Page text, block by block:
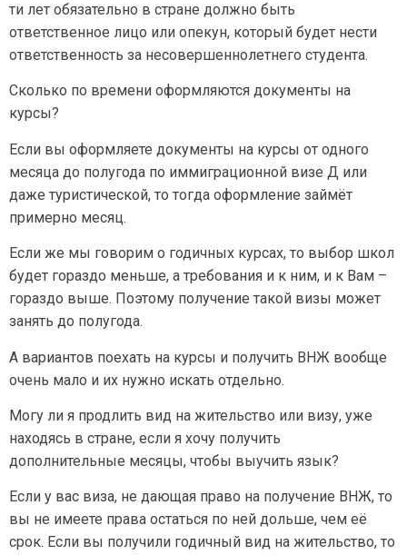
ти лет обязательно в стране должно быть
ответственное лицо или опекун, который будет нести
ответственность за несовершеннолетнего студента.
Сколько по времени оформляются документы на
курсы?
Если вы оформляете документы на курсы от одного
месяца до полугода по иммиграционной визе Д или
даже туристической, то тогда оформление займёт
примерно месяц.
Если же мы говорим о годичных курсах, то выбор школ
будет гораздо меньше, а требования и к ним, и к Вам –
гораздо выше. Поэтому получение такой визы может
занять до полугода.
А вариантов поехать на курсы и получить ВНЖ вообще
очень мало и их нужно искать отдельно.
Могу ли я продлить вид на жительство или визу, уже
находясь в стране, если я хочу получить
дополнительные месяцы, чтобы выучить язык?
Если у вас виза, не дающая право на получение ВНЖ, то
вы не имеете права остаться по ней дольше, чем её
срок. Если вы получили годичный вид на жительство, то